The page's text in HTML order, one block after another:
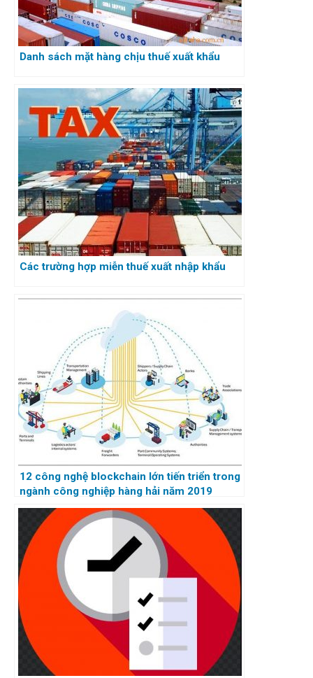
Danh sách mặt hàng chịu thuế xuất khẩu
Các trường hợp miễn thuế xuất nhập khẩu
12 công nghệ blockchain lớn tiến triển trong
ngành công nghiệp hàng hải năm 2019